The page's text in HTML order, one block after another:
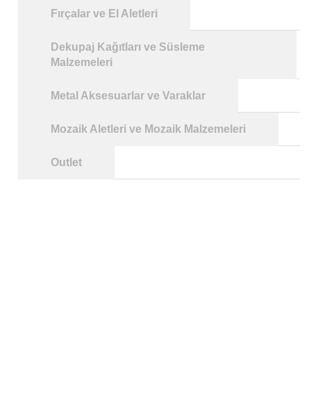
Fırçalar ve El Aletleri
Dekupaj Kağıtları ve Süsleme
Malzemeleri
Metal Aksesuarlar ve Varaklar
Mozaik Aletleri ve Mozaik Malzemeleri
Outlet